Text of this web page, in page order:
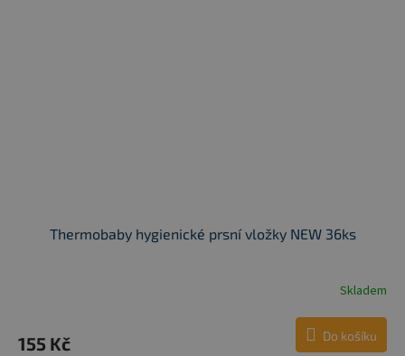
Thermobaby hygienické prsní vložky NEW 36ks
Skladem
155 Kč Do košíku